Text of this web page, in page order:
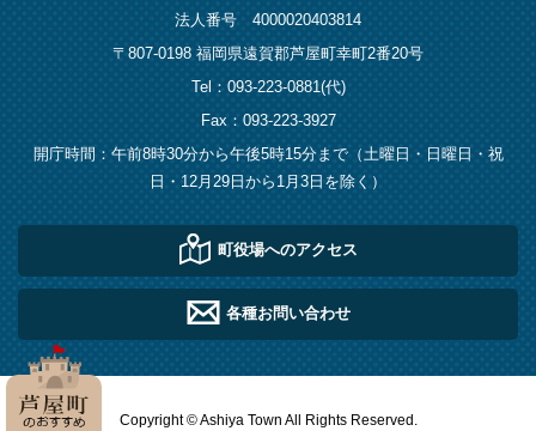
法人番号 4000020403814
〒807-0198 福岡県遠賀郡芦屋町幸町2番20号
Tel：093-223-0881(代)
Fax：093-223-3927
開庁時間：午前8時30分から午後5時15分まで（土曜日・日曜日・祝
日・12月29日から1月3日を除く）
町役場へのアクセス
各種お問い合わせ
Copyright © Ashiya Town All Rights Reserved.